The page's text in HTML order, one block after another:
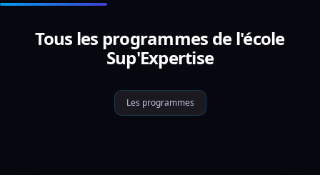
Tous les programmes de l'école
Sup'Expertise
Les programmes